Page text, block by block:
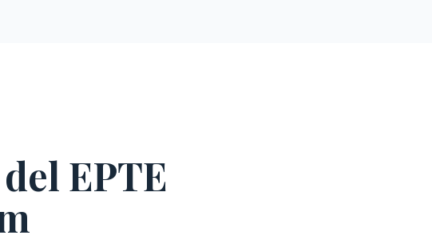
EPTE